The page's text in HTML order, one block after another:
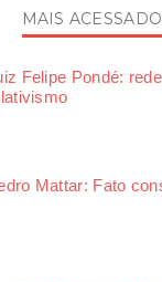
MAIS
Felipe Pondé:
Mattar: Fato